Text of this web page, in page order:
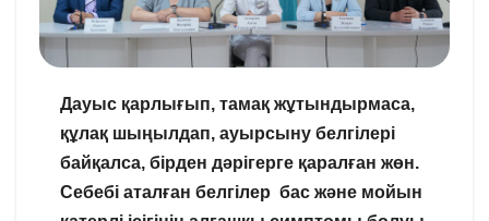
Дауыс қарлығып, тамақ жұтындырмаса,
құлақ шыңылдап, ауырсыну белгілері
байқалса, бірден дәрігерге қаралған жөн.
Себебі аталған белгілер бас және мойын